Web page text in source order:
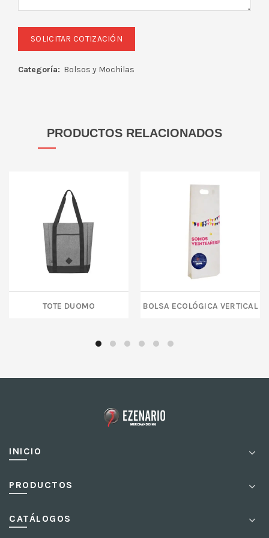
Categoría: Bolsos y Mochilas
PRODUCTOS RELACIONADOS
TOTE DUOMO BOLSA ECOLÓGICA VERTICAL
INICIO
PRODUCTOS
CATÁLOGOS